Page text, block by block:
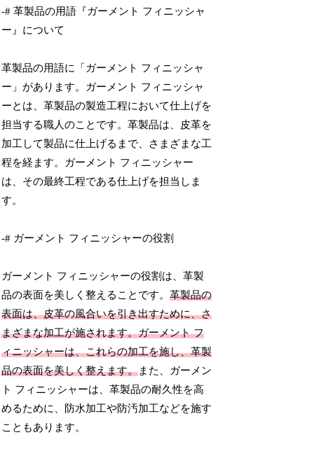
-# 革製品の用語『ガーメント フィニッシャ
ー』について
革製品の用語に「ガーメント フィニッシャ
ー」があります。ガーメント フィニッシャ
ーとは、革製品の製造工程において仕上げを
担当する職人のことです。革製品は、皮革を
加工して製品に仕上げるまで、さまざまな工
程を経ます。ガーメント フィニッシャー
は、その最終工程である仕上げを担当しま
す。
-# ガーメント フィニッシャーの役割
ガーメント フィニッシャーの役割は、革製
品の表面を美しく整えることです。革製品の
表面は、皮革の風合いを引き出すために、さ
まざまな加工が施されます。ガーメント フ
ィニッシャーは、これらの加工を施し、革製
品の表面を美しく整えます。また、ガーメン
ト フィニッシャーは、革製品の耐久性を高
めるために、防水加工や防汚加工などを施す
こともあります。